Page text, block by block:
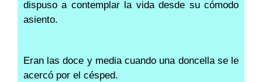
dispuso a contemplar la vida desde su cómodo
asiento.
Eran las doce y media cuando una doncella se le
acercó por el césped.